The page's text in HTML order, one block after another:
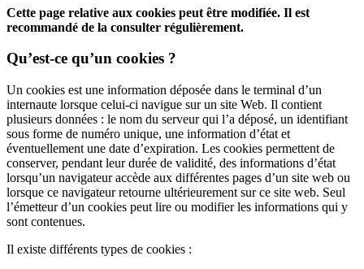
Cette page relative aux cookies peut être modifiée. Il est
recommandé de la consulter régulièrement.
Qu’est-ce qu’un cookies ?
Un cookies est une information déposée dans le terminal d’un
internaute lorsque celui-ci navigue sur un site Web. Il contient
plusieurs données : le nom du serveur qui l’a déposé, un identifiant
sous forme de numéro unique, une information d’état et
éventuellement une date d’expiration. Les cookies permettent de
conserver, pendant leur durée de validité, des informations d’état
lorsqu’un navigateur accède aux différentes pages d’un site web ou
lorsque ce navigateur retourne ultérieurement sur ce site web. Seul
l’émetteur d’un cookies peut lire ou modifier les informations qui y
sont contenues.
Il existe différents types de cookies :